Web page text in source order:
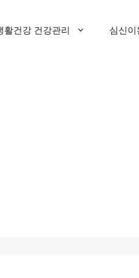
활건강 건강관리 심신이